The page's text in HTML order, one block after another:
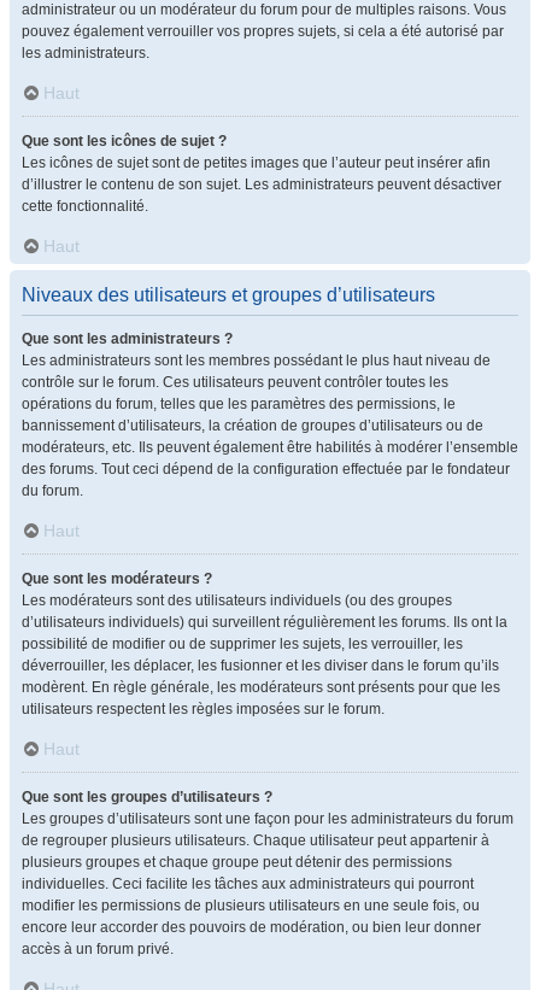
administrateur ou un modérateur du forum pour de multiples raisons. Vous
pouvez également verrouiller vos propres sujets, si cela a été autorisé par
les administrateurs.
Haut
Que sont les icônes de sujet ?
Les icônes de sujet sont de petites images que l’auteur peut insérer afin
d’illustrer le contenu de son sujet. Les administrateurs peuvent désactiver
cette fonctionnalité.
Haut
Niveaux des utilisateurs et groupes d’utilisateurs
Que sont les administrateurs ?
Les administrateurs sont les membres possédant le plus haut niveau de
contrôle sur le forum. Ces utilisateurs peuvent contrôler toutes les
opérations du forum, telles que les paramètres des permissions, le
bannissement d’utilisateurs, la création de groupes d’utilisateurs ou de
modérateurs, etc. Ils peuvent également être habilités à modérer l’ensemble
des forums. Tout ceci dépend de la configuration effectuée par le fondateur
du forum.
Haut
Que sont les modérateurs ?
Les modérateurs sont des utilisateurs individuels (ou des groupes
d’utilisateurs individuels) qui surveillent régulièrement les forums. Ils ont la
possibilité de modifier ou de supprimer les sujets, les verrouiller, les
déverrouiller, les déplacer, les fusionner et les diviser dans le forum qu’ils
modèrent. En règle générale, les modérateurs sont présents pour que les
utilisateurs respectent les règles imposées sur le forum.
Haut
Que sont les groupes d’utilisateurs ?
Les groupes d’utilisateurs sont une façon pour les administrateurs du forum
de regrouper plusieurs utilisateurs. Chaque utilisateur peut appartenir à
plusieurs groupes et chaque groupe peut détenir des permissions
individuelles. Ceci facilite les tâches aux administrateurs qui pourront
modifier les permissions de plusieurs utilisateurs en une seule fois, ou
encore leur accorder des pouvoirs de modération, ou bien leur donner
accès à un forum privé.